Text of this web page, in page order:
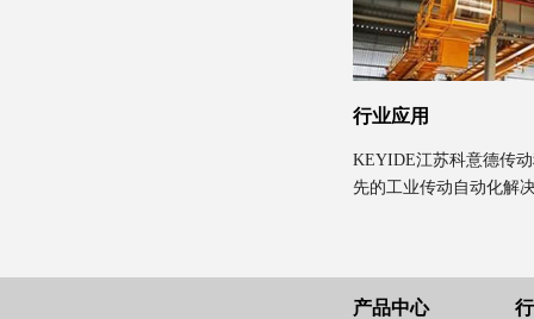
行业应用
KEYIDE江苏科意德传
先的工业传动自动化解
产品中心